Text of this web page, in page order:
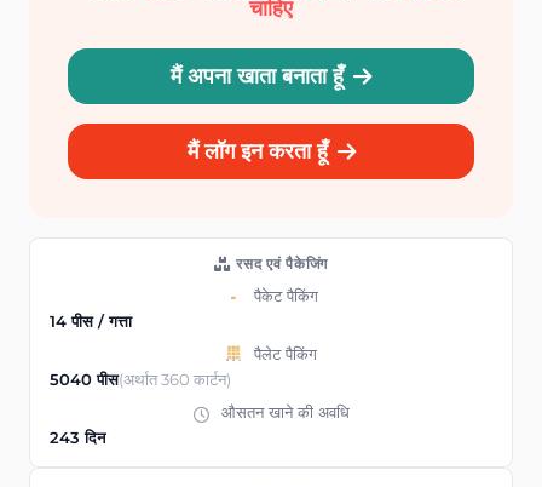
चाहिए
मैं अपना खाता बनाता हूँ
मैं लॉग इन करता हूँ
रसद एवं पैकेजिंग
पैकेट पैकिंग
14 पीस / गत्ता
पैलेट पैकिंग
5040 पीस(अर्थात 360 कार्टन)
औसतन खाने की अवधि
243 दिन